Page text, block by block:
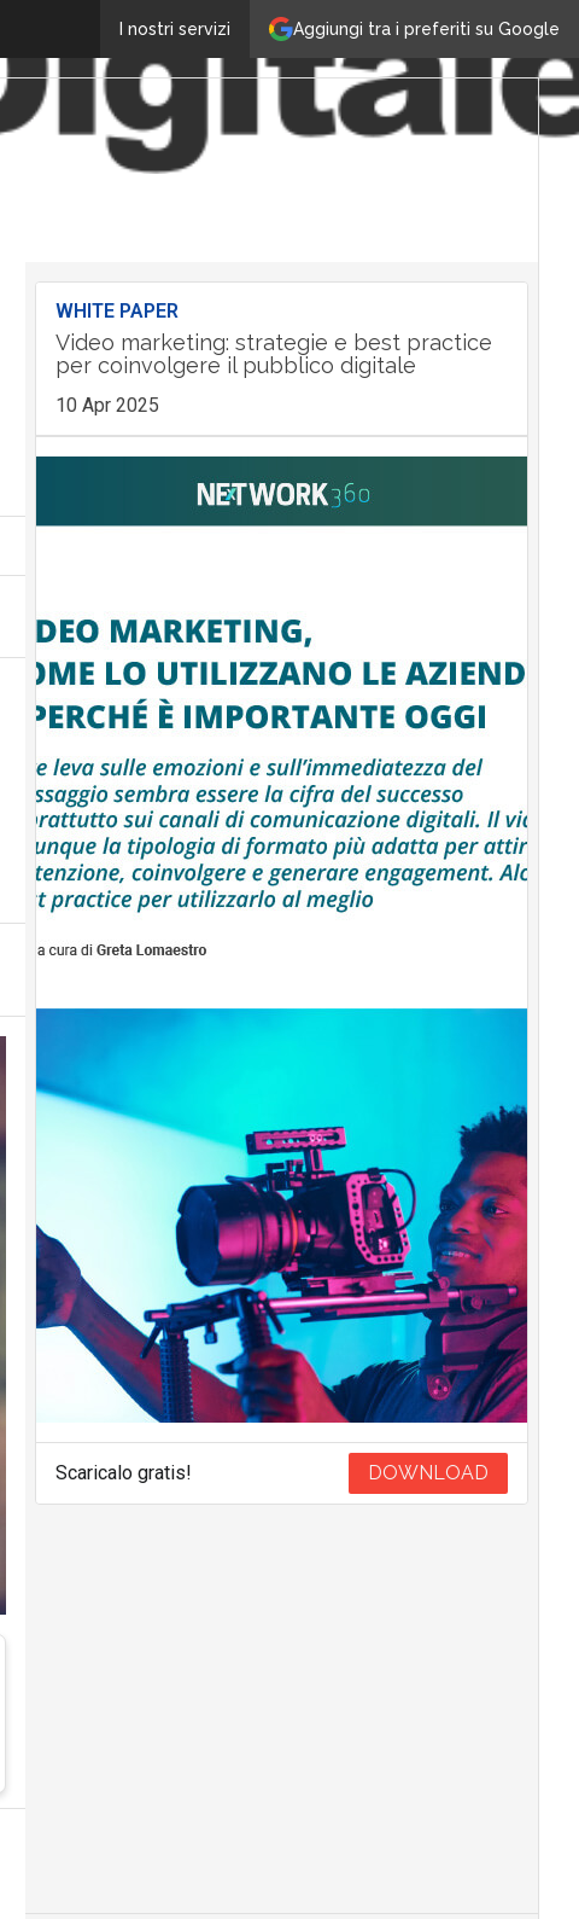
Aggiungi tra i preferiti su Google
I nostri servizi
WHITE PAPER
Video marketing: strategie e best practice
per coinvolgere il pubblico digitale
10 Apr 2025
Scaricalo gratis! DOWNLOAD